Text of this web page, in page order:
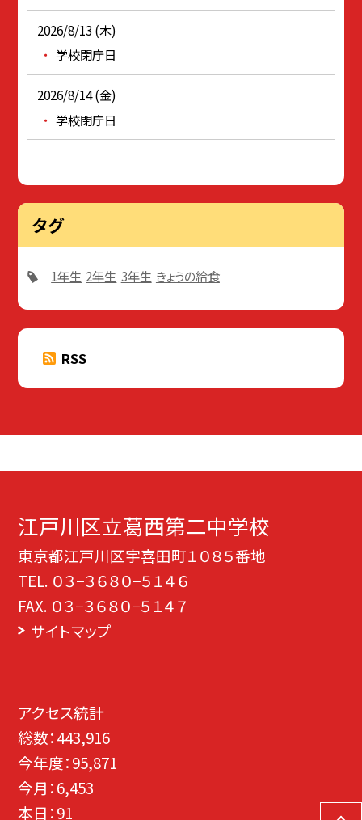
2026/8/13 (木)
学校閉庁日
2026/8/14 (金)
学校閉庁日
タグ
1年生 2年生 3年生 きょうの給食
RSS
江戸川区立葛西第二中学校
東京都江戸川区宇喜田町１０８５番地
TEL. ０３−３６８０−５１４６
FAX. ０３−３６８０−５１４７
サイトマップ
アクセス統計
総数：443,916
今年度：95,871
今月：6,453
本日：91